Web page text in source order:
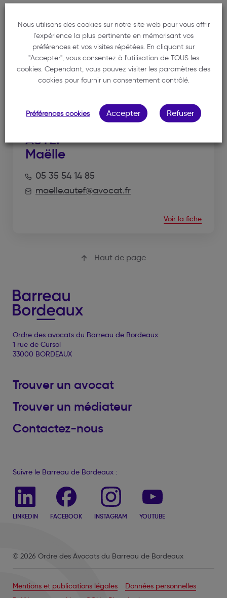
NOTRE MEMBRE
AUTEF
Maëlle
05 35 54 14 85
maelle.autef@avocat.fr
Voir la fiche
Haut de page
Ordre des avocats du Barreau de Bordeaux
1 rue de Cursol
33000 BORDEAUX
Trouver un avocat
Trouver un médiateur
Contactez-nous
Suivre le Barreau de Bordeaux :
LINKEDIN FACEBOOK INSTAGRAM YOUTUBE
© 2026 Ordre des Avocats du Barreau de Bordeaux
Mentions et publications légales
Données personnelles
Nous utilisons des cookies sur notre site web pour vous offrir
l'expérience la plus pertinente en mémorisant vos
préférences et vos visites répétées. En cliquant sur
"Accepter", vous consentez à l'utilisation de TOUS les
cookies. Cependant, vous pouvez visiter les paramètres des
cookies pour fournir un consentement contrôlé.
Préférences cookies Accepter Refuser